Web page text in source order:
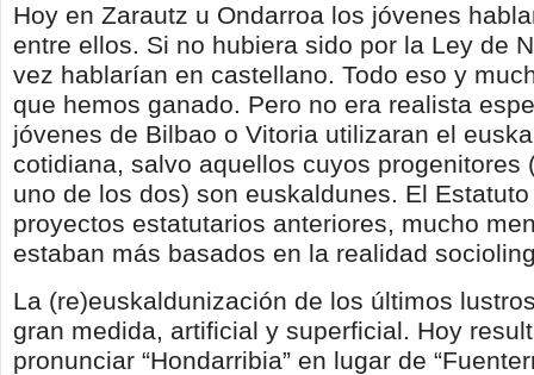
Hoy en Zarautz u Ondarroa los jóvenes
entre ellos. Si no hubiera sido por la Ley de
vez hablarían en castellano. Todo eso y
que hemos ganado. Pero no era realista
jóvenes de Bilbao o Vitoria utilizaran el
cotidiana, salvo aquellos cuyos progenitores
uno de los dos) son euskaldunes. El
proyectos estatutarios anteriores, mucho
estaban más basados en la realidad
La (re)euskaldunización de los últimos
gran medida, artificial y superficial. Hoy
pronunciar “Hondarribia” en lugar de